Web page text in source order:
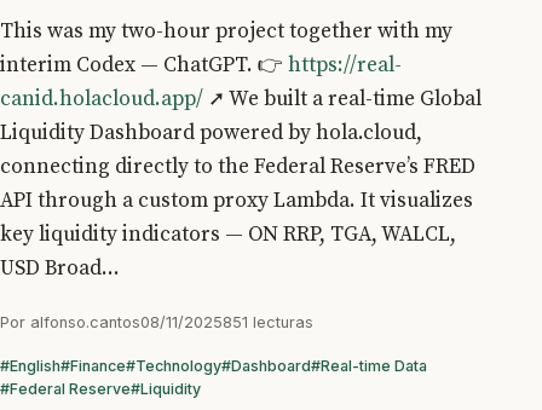
This was my two-hour project together with my
interim Codex — ChatGPT. 👉 https://real-
canid.holacloud.app/ ➚ We built a real-time Global
Liquidity Dashboard powered by hola.cloud,
connecting directly to the Federal Reserve’s FRED
API through a custom proxy Lambda. It visualizes
key liquidity indicators — ON RRP, TGA, WALCL,
USD Broad...
Por alfonso.cantos08/11/2025851 lecturas
#English#Finance#Technology#Dashboard#Real-time Data
#Federal Reserve#Liquidity